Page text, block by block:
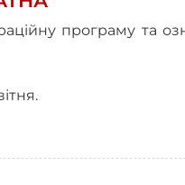
програму та
.